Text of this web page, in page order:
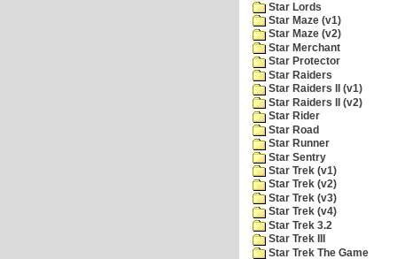
Star Lords
Star Maze (v1)
Star Maze (v2)
Star Merchant
Star Protector
Star Raiders
Star Raiders II (v1)
Star Raiders II (v2)
Star Rider
Star Road
Star Runner
Star Sentry
Star Trek (v1)
Star Trek (v2)
Star Trek (v3)
Star Trek (v4)
Star Trek 3.2
Star Trek III
Star Trek The Game